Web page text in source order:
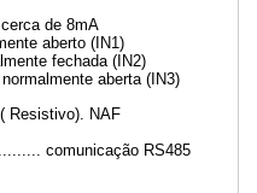
de 8mA
aberto (IN1)
fechada (IN2)
aberta (IN3)
Resistivo). NAF
comunicação RS485